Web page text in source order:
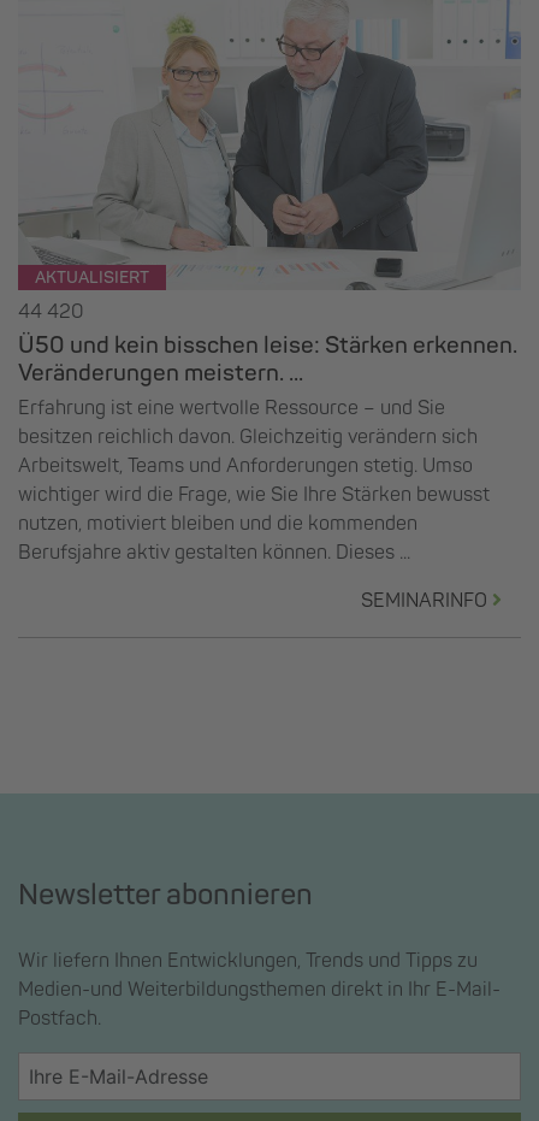
AKTUALISIERT
44 420
Ü50 und kein bisschen leise: Stärken erkennen.
Veränderungen meistern. ...
Erfahrung ist eine wertvolle Ressource – und Sie
besitzen reichlich davon. Gleichzeitig verändern sich
Arbeitswelt, Teams und Anforderungen stetig. Umso
wichtiger wird die Frage, wie Sie Ihre Stärken bewusst
nutzen, motiviert bleiben und die kommenden
Berufsjahre aktiv gestalten können. Dieses ...
SEMINARINFO
Newsletter abonnieren
Wir liefern Ihnen Entwicklungen, Trends und Tipps zu
Medien-und Weiterbildungsthemen direkt in Ihr E-Mail-
Postfach.